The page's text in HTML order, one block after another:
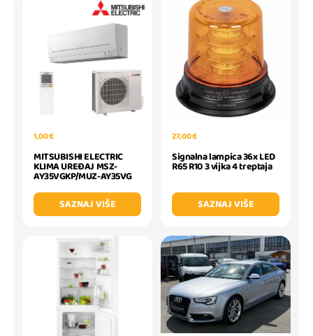
1,00 €
MITSUBISHI ELECTRIC
KLIMA UREĐAJ MSZ-
AY35VGKP/MUZ-AY35VG
SAZNAJ VIŠE
27,00 €
Signalna lampica 36x LED
R65 R10 3 vijka 4 treptaja
SAZNAJ VIŠE